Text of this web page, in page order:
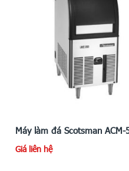
Máy làm đá Scotsman ACM-
Giá liên hệ